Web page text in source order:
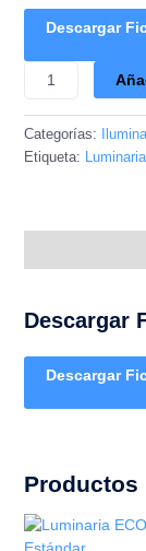
Descargar
Categorías:
Etiqueta:
Descargar
Descargar
Productos